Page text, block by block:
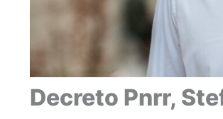
Decreto Pnrr,